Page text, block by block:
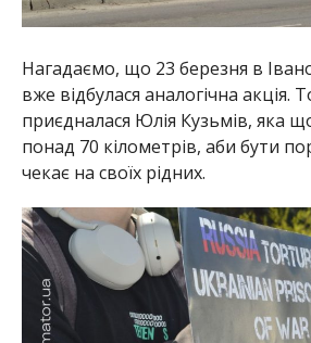
Нагадаємо, що 23 березня в
вже відбулася аналогічна акція.
приєдналася Юлія Кузьмів, яка
понад 70 кілометрів, аби бути
чекає на своїх рідних.